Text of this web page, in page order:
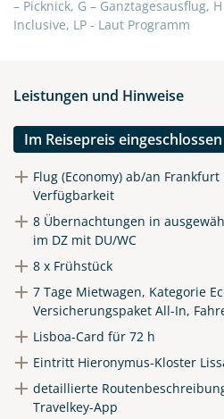
X
Telegram
Link kopieren
– Picknick, G – Ganztagesausflug,
Inclusive, LP - Laut Programm
Leistungen und Hinweise
Im Reisepreis eingeschlossen
Flug (Economy) ab/an
Verfügbarkeit
8 Übernachtungen in
im DZ mit DU/WC
8 x Frühstück
7 Tage Mietwagen, Kategorie
Versicherungspaket All-In,
Lisboa-Card für 72 h
Eintritt Hieronymus-Kloster
detaillierte
Travelkey-App